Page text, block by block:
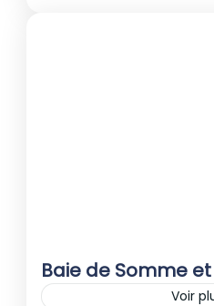
Baie de Somme
Voir